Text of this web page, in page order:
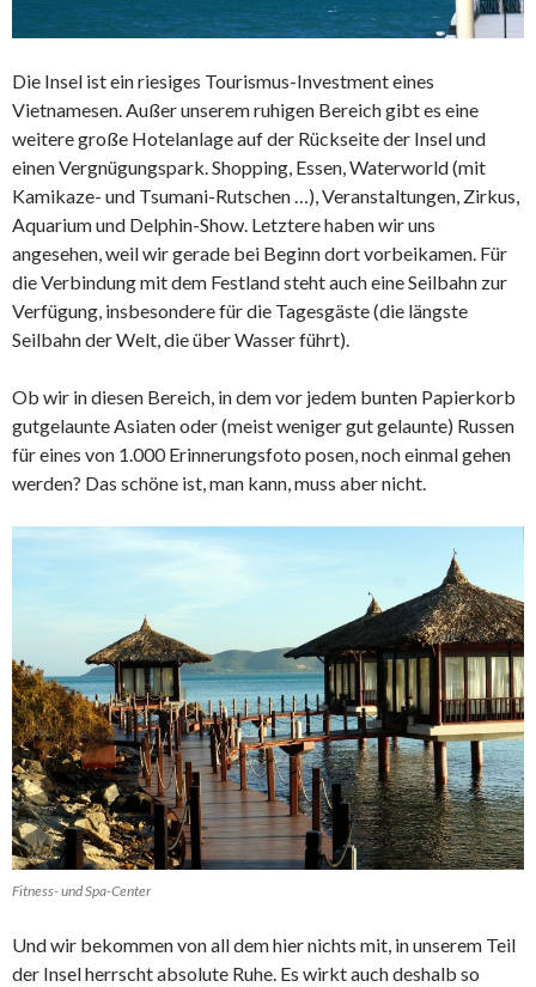
Die Insel ist ein riesiges Tourismus-Investment eines
Vietnamesen. Außer unserem ruhigen Bereich gibt es eine
weitere große Hotelanlage auf der Rückseite der Insel und
einen Vergnügungspark. Shopping, Essen, Waterworld (mit
Kamikaze- und Tsumani-Rutschen …), Veranstaltungen, Zirkus,
Aquarium und Delphin-Show. Letztere haben wir uns
angesehen, weil wir gerade bei Beginn dort vorbeikamen. Für
die Verbindung mit dem Festland steht auch eine Seilbahn zur
Verfügung, insbesondere für die Tagesgäste (die längste
Seilbahn der Welt, die über Wasser führt).
Ob wir in diesen Bereich, in dem vor jedem bunten Papierkorb
gutgelaunte Asiaten oder (meist weniger gut gelaunte) Russen
für eines von 1.000 Erinnerungsfoto posen, noch einmal gehen
werden? Das schöne ist, man kann, muss aber nicht.
Fitness- und Spa-Center
Und wir bekommen von all dem hier nichts mit, in unserem Teil
der Insel herrscht absolute Ruhe. Es wirkt auch deshalb so